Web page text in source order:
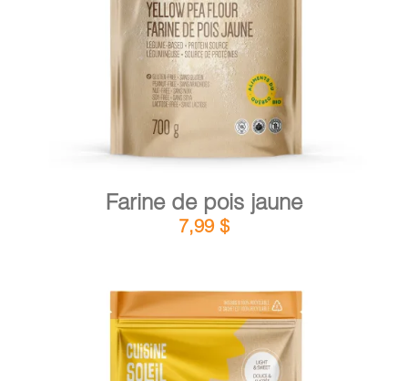
AJOUTER AU PANIER / DÉTAILS
Farine de pois jaune
7,99 $